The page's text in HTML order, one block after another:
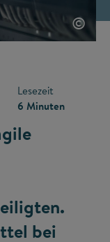
©
Lesezeit
6 Minuten
bei